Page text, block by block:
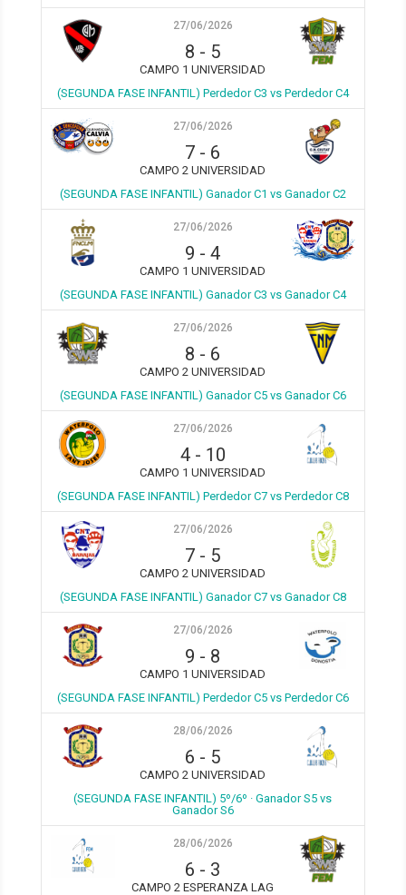
27/06/2026
8 - 5
CAMPO 1 UNIVERSIDAD
(SEGUNDA FASE INFANTIL) Perdedor C3 vs Perdedor C4
27/06/2026
7 - 6
CAMPO 2 UNIVERSIDAD
(SEGUNDA FASE INFANTIL) Ganador C1 vs Ganador C2
27/06/2026
9 -4
CAMPO 1 UNIVERSIDAD
(SEGUNDA FASE INFANTIL) Ganador C3 vs Ganador C4
27/06/2026
8 - 6
CAMPO 2 UNIVERSIDAD
(SEGUNDA FASE INFANTIL) Ganador C5 vs Ganador C6
27/06/2026
4- 10
CAMPO 1 UNIVERSIDAD
(SEGUNDA FASE INFANTIL) Perdedor C7 vs Perdedor C8
27/06/2026
7 - 5
CAMPO 2 UNIVERSIDAD
(SEGUNDA FASE INFANTIL) Ganador C7 vs Ganador C8
27/06/2026
9 - 8
CAMPO 1 UNIVERSIDAD
(SEGUNDA FASE INFANTIL) Perdedor C5 vs Perdedor C6
28/06/2026
6 - 5
CAMPO 2 UNIVERSIDAD
(SEGUNDA FASE INFANTIL) 5º/6º · Ganador S5 vs
Ganador S6
28/06/2026
6 - 3
CAMPO 2 ESPERANZA LAG